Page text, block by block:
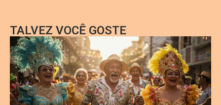
TALVEZ VOCÊ GOSTE